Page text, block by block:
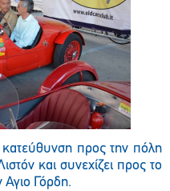
κατεύθυνση προς την πόλη
και συνεχίζει προς το
Αγιο Γόρδη.